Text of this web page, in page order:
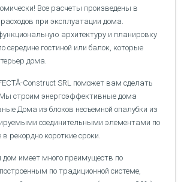
Все расчеты произведены в
при эксплуатации дома.
архитектуру и планировку
середине гостиной или балок, которые
дома.
Construct SRL поможет вам сделать
строим энергоэффективные дома
Дома из блоков несъемной опалубки из
соединительными элементами по
в рекордно короткие сроки.
имеет много преимуществ по
по традиционной системе,